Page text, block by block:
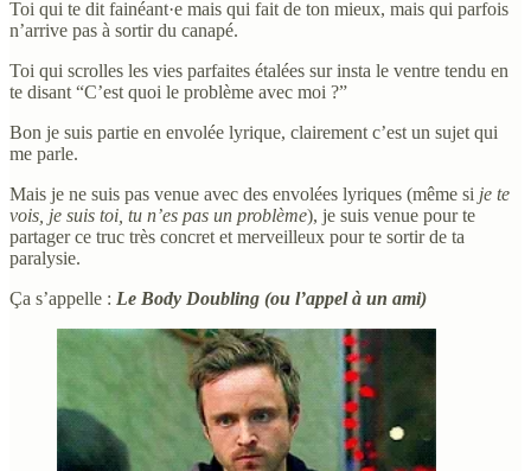
Toi qui te dit fainéant·e mais qui fait de ton mieux, mais qui parfois
n’arrive pas à sortir du canapé.
Toi qui scrolles les vies parfaites étalées sur insta le ventre tendu en
te disant “C’est quoi le problème avec moi ?”
Bon je suis partie en envolée lyrique, clairement c’est un sujet qui
me parle.
Mais je ne suis pas venue avec des envolées lyriques (même si je te
vois, je suis toi, tu n’es pas un problème), je suis venue pour te
partager ce truc très concret et merveilleux pour te sortir de ta
paralysie.
Ça s’appelle : Le Body Doubling (ou l’appel à un ami)